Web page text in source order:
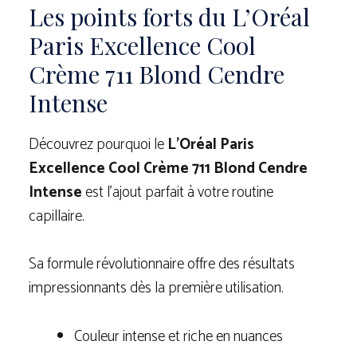
Les points forts du L’Oréal
Paris Excellence Cool
Crème 711 Blond Cendre
Intense
Découvrez pourquoi leL’Oréal Paris
Excellence Cool Crème 711 Blond Cendre
Intenseest l’ajout parfait à votre routine
capillaire.
Sa formule révolutionnaire offre des résultats
impressionnants dès la première utilisation.
Couleur intense et riche en nuances